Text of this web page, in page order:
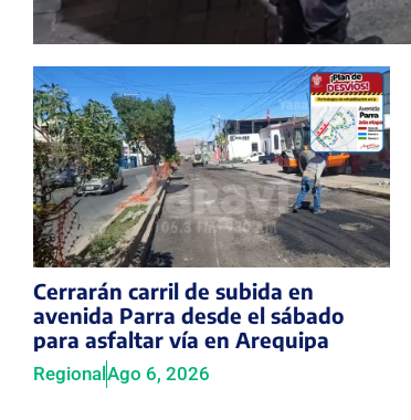
Cerrarán carril de subida en
avenida Parra desde el sábado
para asfaltar vía en Arequipa
RegionalAgo 6, 2026